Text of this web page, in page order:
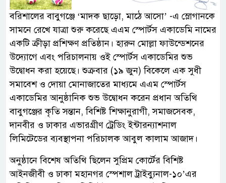
বরিশালের বাবুগঞ্জে ‘মাদক ছাড়ো, মাঠে আসো’ -এ স্লোগানকে
সামনে রেখে যাত্রা শুরু করেছে এএম স্পোর্টস একাডেমি নামের
একটি ক্রীড়া প্রশিক্ষণ প্রতিষ্ঠান। হারুন মোল্লা ফাউন্ডেশনের
উদ্যোগে এবং পরিচালনায় ওই স্পোর্টস একাডেমির শুভ
উদ্বোধন করা হয়েছে। শুক্রবার (১৯ জুন) বিকেলে এক সুধী
সমাবেশ ও দোয়া মোনাজাতের মাধ্যমে এএম স্পোর্টস
একাডেমির আনুষ্ঠানিক শুভ উদ্বোধন করেন প্রধান অতিথি
বাবুগঞ্জের কৃতি সন্তান, বিশিষ্ট শিক্ষানুরাগী, সমাজসেবক,
দানবীর ও ঢাকার এভারগ্রীণ ট্রেডিং ইন্টারন্যাশনাল
লিমিটেডের ব্যবস্থাপনা পরিচালক আবুল কালাম আজাদ।
অনুষ্ঠানে বিশেষ অতিথি ছিলেন সুপ্রিম কোর্টের বিশিষ্ট
আইনজীবী ও ঢাকা মহানগর স্পেশাল ট্রাইব্যুনাল-১০’এর